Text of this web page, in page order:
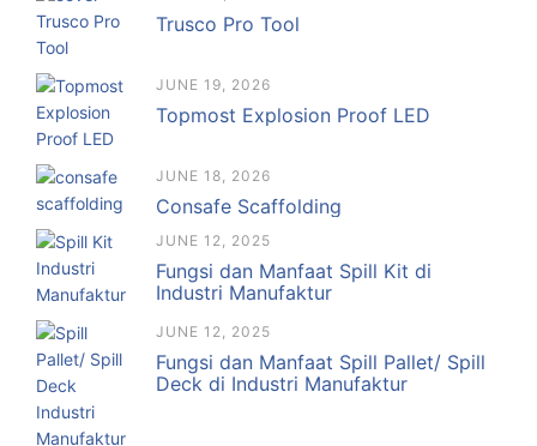
Trusco Pro Tool
JUNE 19, 2026
Topmost Explosion Proof LED
JUNE 18, 2026
Consafe Scaffolding
JUNE 12, 2025
Fungsi dan Manfaat Spill Kit di
Industri Manufaktur
JUNE 12, 2025
Fungsi dan Manfaat Spill Pallet/ Spill
Deck di Industri Manufaktur